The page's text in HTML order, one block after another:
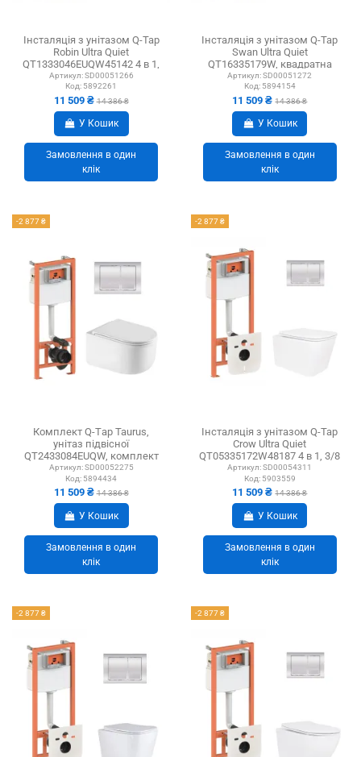
Інсталяція з унітазом Q-Tap
Robin Ultra Quiet
QT1333046EUQW45142 4 в 1,
3/8 літра
Артикул: SD00051266
Код: 5892261
11 509 ₴14 386 ₴
У Кошик
Замовлення в один
клік
Інсталяція з унітазом Q-Tap
Swan Ultra Quiet
QT16335179W, квадратна
клавіша хром, 4 в 1
Артикул: SD00051272
Код: 5894154
11 509 ₴14 386 ₴
У Кошик
Замовлення в один
клік
-2 877 ₴
Комплект Q-Тap Taurus,
унітаз підвісної
QT2433084EUQW, комплект
інсталяції Nest...
Артикул: SD00052275
Код: 5894434
11 509 ₴14 386 ₴
У Кошик
Замовлення в один
клік
-2 877 ₴
Інсталяція з унітазом Q-Tap
Crow Ultra Quiet
QT05335172W48187 4 в 1, 3/8
літра
Артикул: SD00054311
Код: 5903559
11 509 ₴14 386 ₴
У Кошик
Замовлення в один
клік
-2 877 ₴ -2 877 ₴